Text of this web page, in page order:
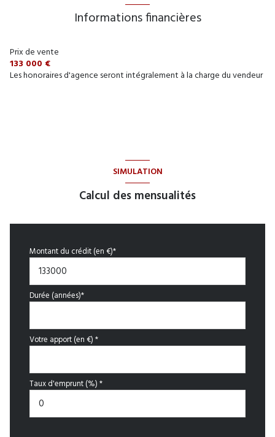
Informations financières
Prix de vente
133 000 €
Les honoraires d'agence seront intégralement à la charge du vendeur
SIMULATION
Calcul des mensualités
Montant du crédit (en €)*
Durée (années)*
Votre apport (en €) *
Taux d'emprunt (%) *